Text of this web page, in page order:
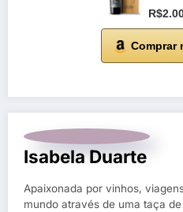
Comprar
Isabela Duarte
Apaixonada por vinhos,
mundo através de uma taça